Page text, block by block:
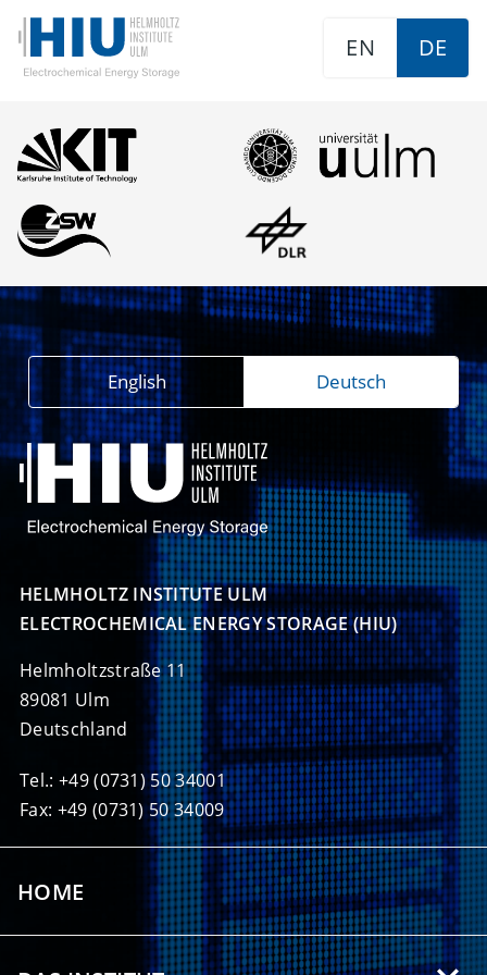
EN DE
HELMHOLTZ INSTITUTE ULM
ELECTROCHEMICAL ENERGY STORAGE (HIU)
Helmholtzstraße 11
89081 Ulm
Deutschland
Tel.: +49 (0731) 50 34001
Fax: +49 (0731) 50 34009
English Deutsch
HOME